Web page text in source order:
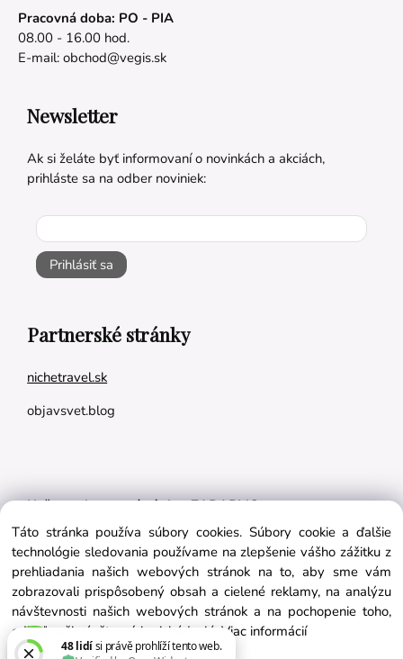
Pracovná doba: PO - PIA
08.00 - 16.00 hod.
E-mail: obchod@vegis.sk
Newsletter
Ak si želáte byť informovaní o novinkách a akciách,
prihláste sa na odber noviniek:
Prihlásiť sa
Partnerské stránky
nichetravel.sk
objavsvet.blog
Naše appky pre vás úplne ZADARMO:
Tréningový plán na mieru
BMI kalkulačka
Vygeneruj si výživový plán na mieru
Táto stránka používa súbory cookies. Súbory cookie a ďalšie
technológie sledovania používame na zlepšenie vášho zážitku z
prehliadania našich webových stránok na to, aby sme vám
zobrazovali prispôsobený obsah a cielené reklamy, na analýzu
návštevnosti našich webových stránok a na pochopenie toho,
odkiaľ naši návštevníci prichádzajú. Viac informácií